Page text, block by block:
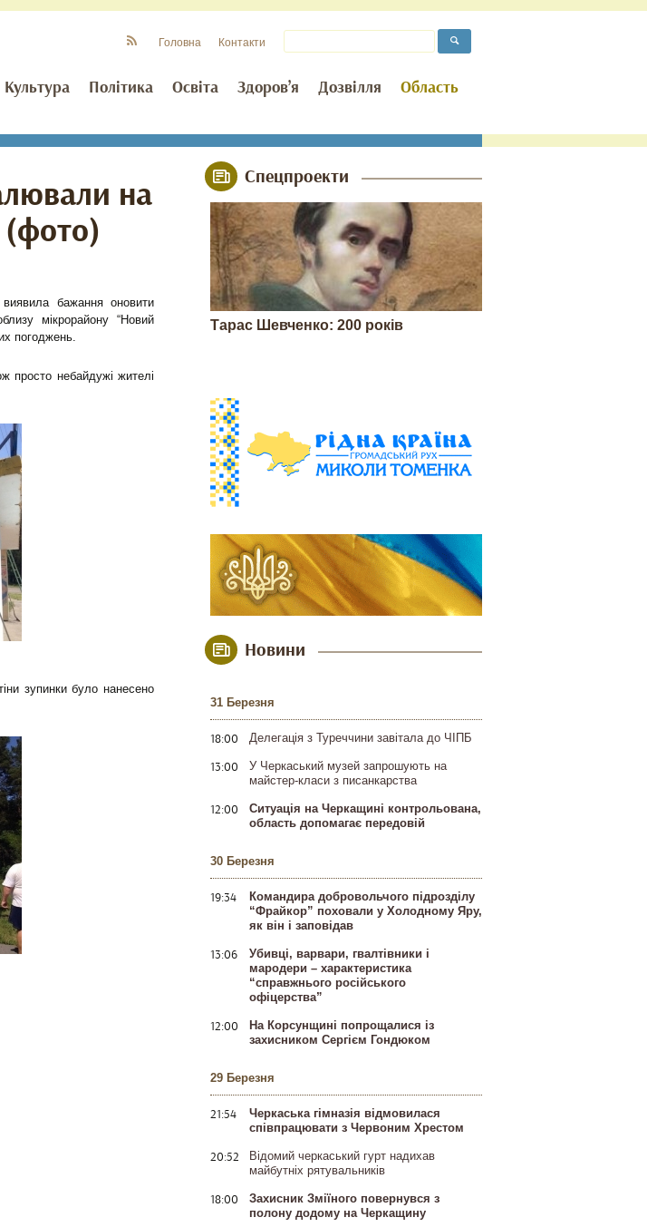
Культура Політика Освіта Здоров’я Дозвілля Область
Головна Контакти
на
бажання оновити
мікрорайону “Новий
погоджень.
просто небайдужі жителі
зупинки було нанесено
Спецпроекти
Тарас Шевченко: 200 років
Новини
31 Березня
18:00 Делегація з Туреччини завітала до ЧІПБ
13:00
У Черкаський музей запрошують на
майстер-класи з писанкарства
12:00
Ситуація на Черкащині контрольована,
область допомагає передовій
30 Березня
19:34
Командира добровольчого підрозділу
“Фрайкор” поховали у Холодному Яру,
як він і заповідав
13:06
Убивці, варвари, гвалтівники і
мародери – характеристика
“справжнього російського
офіцерства”
12:00
На Корсунщині попрощалися із
захисником Сергієм Гондюком
29 Березня
21:54
Черкаська гімназія відмовилася
співпрацювати з Червоним Хрестом
20:52
Відомий черкаський гурт надихав
майбутніх рятувальників
18:00
Захисник Зміїного повернувся з
полону додому на Черкащину